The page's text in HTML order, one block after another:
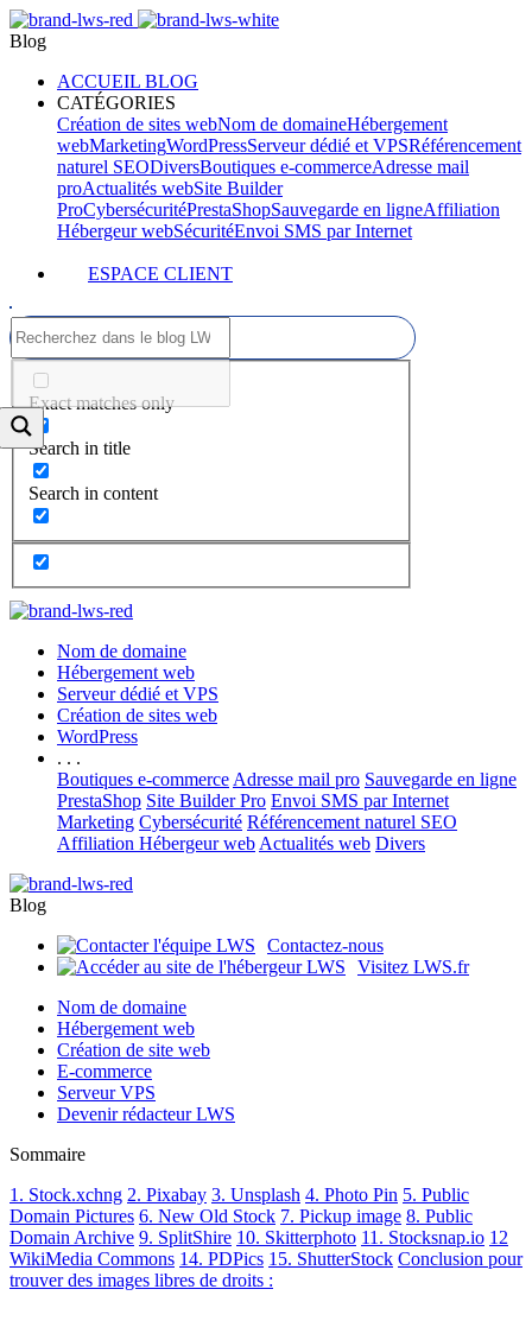
Blog
ACCUEIL BLOG
CATÉGORIES
Création de sites webNom de domaineHébergement
webMarketingWordPressServeur dédié et VPSRéférencement
naturel SEODiversBoutiques e-commerceAdresse mail
proActualités webSite Builder
ProCybersécuritéPrestaShopSauvegarde en ligneAffiliation
Hébergeur webSécuritéEnvoi SMS par Internet
ESPACE CLIENT
Exact matches only
Search in title
Search in content
Nom de domaine
Hébergement web
Serveur dédié et VPS
Création de sites web
WordPress
. . .
Boutiques e-commerce Adresse mail pro Sauvegarde en ligne
PrestaShop Site Builder Pro Envoi SMS par Internet
Marketing Cybersécurité Référencement naturel SEO
Affiliation Hébergeur web Actualités web Divers
Blog
Contactez-nous
Visitez LWS.fr
Nom de domaine
Hébergement web
Création de site web
E-commerce
Serveur VPS
Devenir rédacteur LWS
Sommaire
1. Stock.xchng 2. Pixabay 3. Unsplash 4. Photo Pin 5. Public
Domain Pictures 6. New Old Stock 7. Pickup image 8. Public
Domain Archive 9. SplitShire 10. Skitterphoto 11. Stocksnap.io 12
WikiMedia Commons 14. PDPics 15. ShutterStock Conclusion pour
trouver des images libres de droits :